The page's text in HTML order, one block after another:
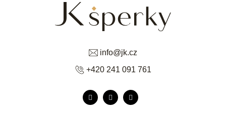
info@jk.cz
+420 241 091 761